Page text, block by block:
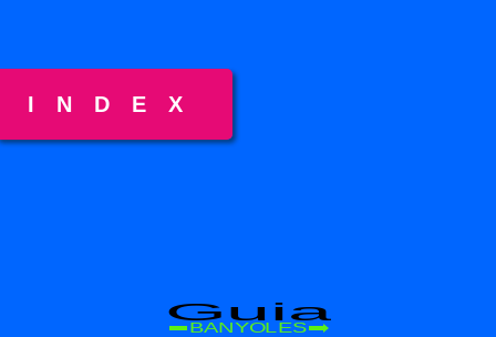
Guia
BANYOLES
INDEX